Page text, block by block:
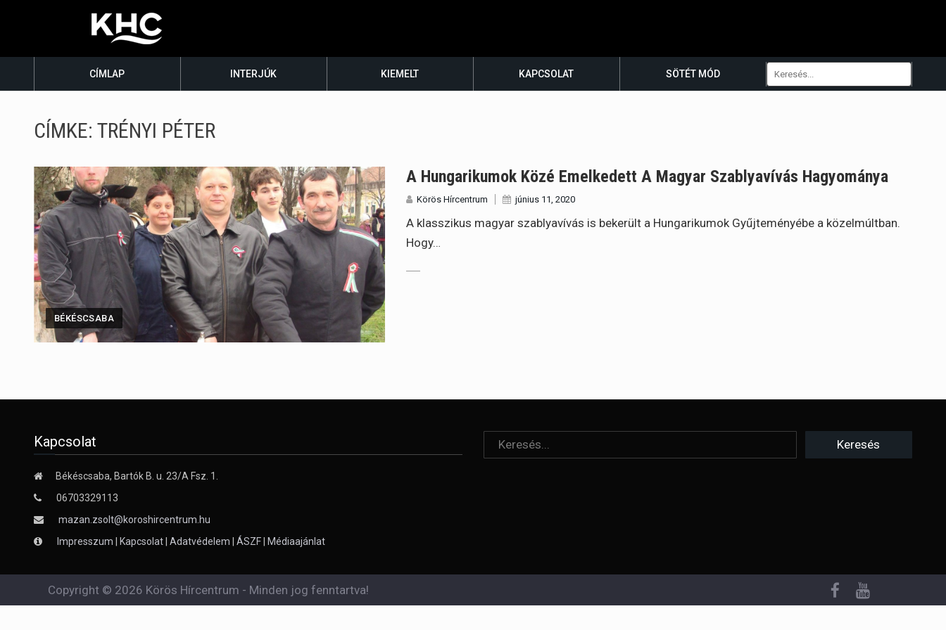
CÍMLAP INTERJÚK KIEMELT KAPCSOLAT SÖTÉT MÓD
CÍMKE: TRÉNYI PÉTER
BÉKÉSCSABA
A Hungarikumok Közé Emelkedett A Magyar Szablyavívás Hagyománya
Körös Hírcentrum június 11, 2020
A klasszikus magyar szablyavívás is bekerült a Hungarikumok Gyűjteményébe a közelmúltban.
Hogy…
Kapcsolat
Békéscsaba, Bartók B. u. 23/A Fsz. 1.
06703329113
mazan.zsolt@koroshircentrum.hu
Impresszum | Kapcsolat| Adatvédelem | ÁSZF| Médiaajánlat
Copyright © 2026 Körös Hírcentrum - Minden jog fenntartva!